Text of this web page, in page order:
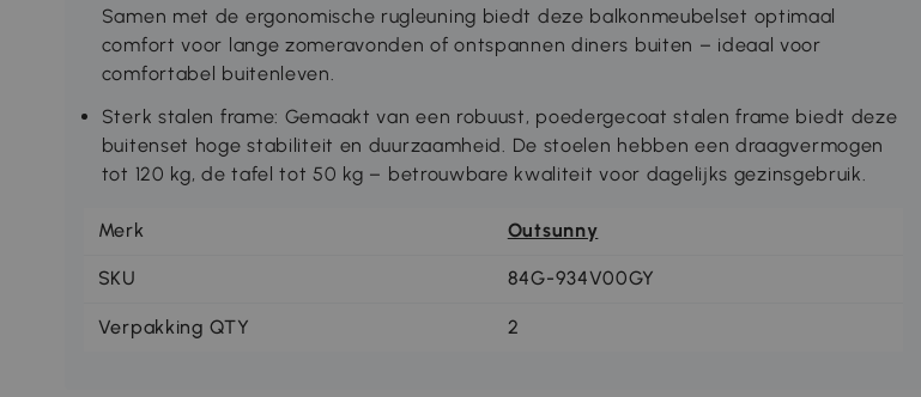
Samen met de ergonomische rugleuning biedt deze balkonmeubelset optimaal
comfort voor lange zomeravonden of ontspannen diners buiten – ideaal voor
comfortabel buitenleven.
Sterk stalen frame: Gemaakt van een robuust, poedergecoat stalen frame biedt deze
buitenset hoge stabiliteit en duurzaamheid. De stoelen hebben een draagvermogen
tot 120 kg, de tafel tot 50 kg – betrouwbare kwaliteit voor dagelijks gezinsgebruik.
Merk Outsunny
SKU 84G-934V00GY
Verpakking QTY 2